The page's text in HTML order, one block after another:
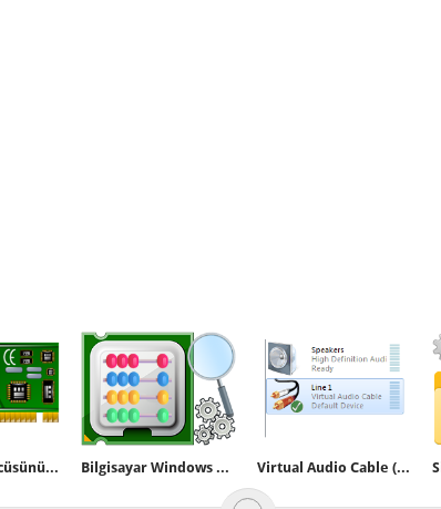
Görüntü sürücüsünü yeniden başlatan kısayol Bilgisayar Windows 11 24H2 ve üzerine uyumlumu? Virtual Audio Cable (Windowsa birden fazla ses çıkış desteği)